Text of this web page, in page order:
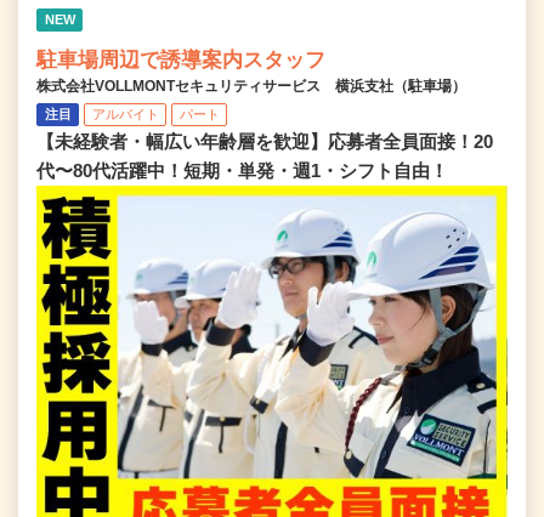
NEW
駐車場周辺で誘導案内スタッフ
株式会社VOLLMONTセキュリティサービス 横浜支社（駐車場）
注目 アルバイト パート
【未経験者・幅広い年齢層を歓迎】応募者全員面接！20
代〜80代活躍中！短期・単発・週1・シフト自由！